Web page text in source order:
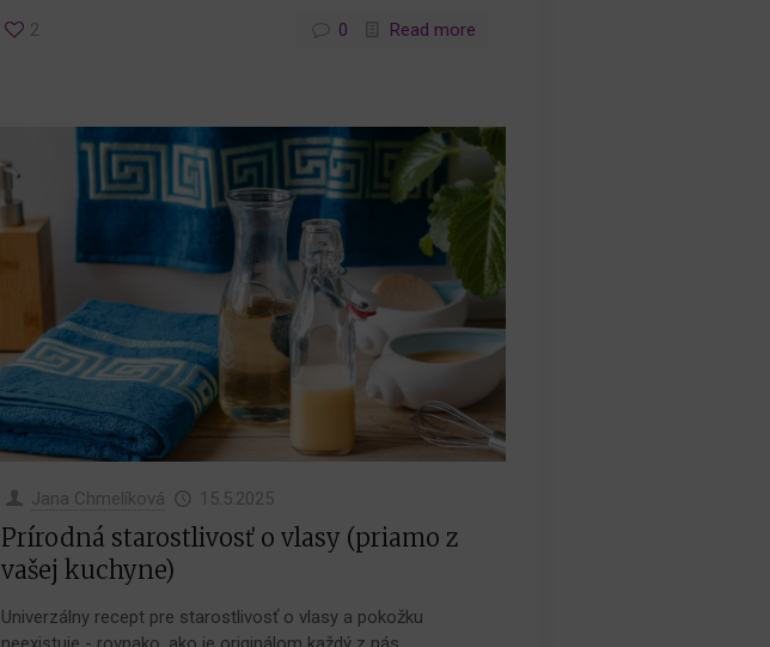
2 0 Read more
Jana Chmelíková 15.5.2025
Prírodná starostlivosť o vlasy (priamo z
vašej kuchyne)
Univerzálny recept pre starostlivosť o vlasy a pokožku